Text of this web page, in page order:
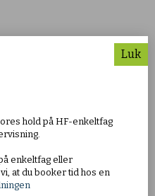
et indgående kendskab til
til det
får bl.a. viden om
af arv, miljø og
forholds betydning for
hold på HF-enkeltfag
enkeltfag eller
at du booker tid hos en
Luk